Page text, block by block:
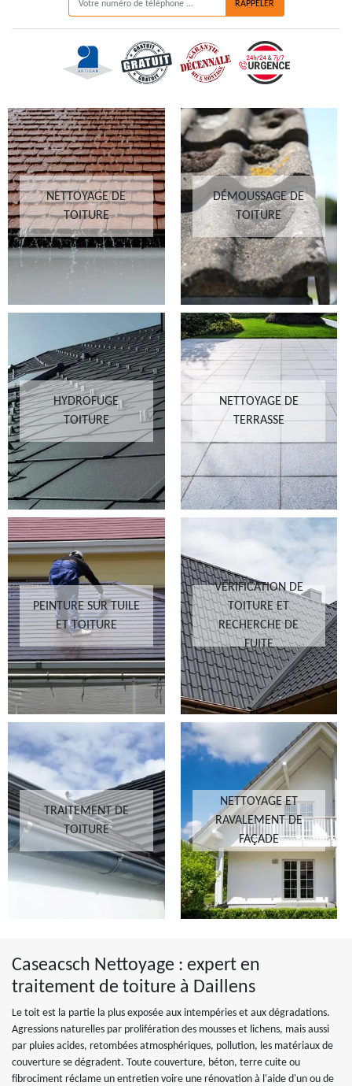
NETTOYAGE DE
TOITURE
DÉMOUSSAGE DE
TOITURE
HYDROFUGE
TOITURE
NETTOYAGE DE
TERRASSE
PEINTURE SUR TUILE
ET TOITURE
VÉRIFICATION DE
TOITURE ET
RECHERCHE DE
FUITE
TRAITEMENT DE
TOITURE
NETTOYAGE ET
RAVALEMENT DE
FAÇADE
Caseacsch Nettoyage : expert en
traitement de toiture à Daillens
Le toit est la partie la plus exposée aux intempéries et aux dégradations.
Agressions naturelles par prolifération des mousses et lichens, mais aussi
par pluies acides, retombées atmosphériques, pollution, les matériaux de
couverture se dégradent. Toute couverture, béton, terre cuite ou
fibrociment réclame un entretien voire une rénovation à l'aide d'un ou de